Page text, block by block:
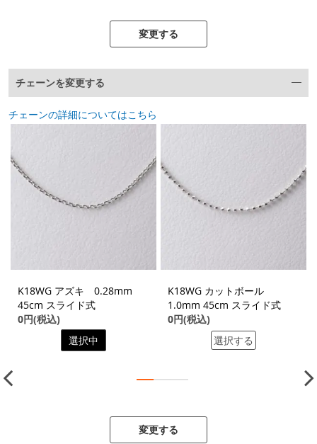
変更する
チェーンを変更する
チェーンの詳細についてはこちら
K18WG アズキ 0.28mm
45cm スライド式
0円(税込)
選択中
K18WG カットボール
1.0mm 45cm スライド式
0円(税込)
選択する
変更する